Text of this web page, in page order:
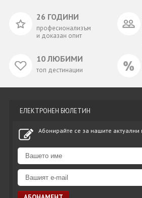
26 ГОДИНИ
професионализъм
и доказан опит
10 ЛЮБИМИ
топ дестинации
ЕЛЕКТРОНЕН БЮЛЕТИН
Абонирайте се за нашите